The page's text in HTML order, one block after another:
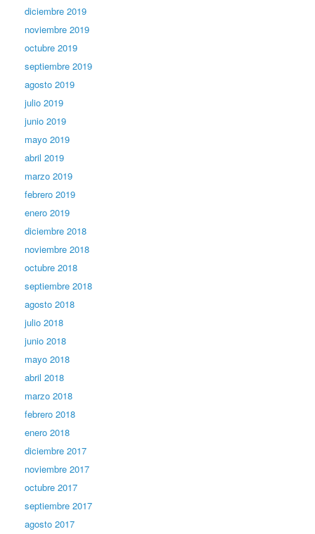
diciembre 2019
noviembre 2019
octubre 2019
septiembre 2019
agosto 2019
julio 2019
junio 2019
mayo 2019
abril 2019
marzo 2019
febrero 2019
enero 2019
diciembre 2018
noviembre 2018
octubre 2018
septiembre 2018
agosto 2018
julio 2018
junio 2018
mayo 2018
abril 2018
marzo 2018
febrero 2018
enero 2018
diciembre 2017
noviembre 2017
octubre 2017
septiembre 2017
agosto 2017